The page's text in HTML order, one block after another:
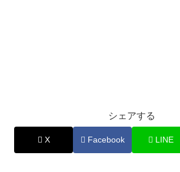
シェアする
X Facebook LINE